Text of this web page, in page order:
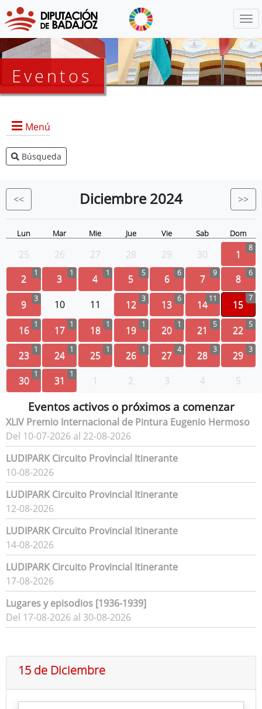
Eventos
Menú
Agenda Presidencia
Eventos
Búsqueda
<< Diciembre 2024 >>
Lun Mar Mie Jue Vie Sab Dom
25 26 27 28 29 30 1 8
2 1 3 1 4 1 5 5 6 6 7 9 8 6
9 3 10 11 12 3 13 6 1411 15
7
16 1 17 1 18 1 19 1 20 1 21 5 22 5
23 1 24 1 25 1 26 1 27 4 28 3 29 3
30 1 31 1 1 2 3 4 5
Eventos activos o próximos a comenzar
XLIV Premio Internacional de Pintura Eugenio Hermoso
Del 10-07-2026 al 22-08-2026
LUDIPARK Circuito Provincial Itinerante
10-08-2026
LUDIPARK Circuito Provincial Itinerante
12-08-2026
LUDIPARK Circuito Provincial Itinerante
14-08-2026
LUDIPARK Circuito Provincial Itinerante
17-08-2026
Lugares y episodios [1936-1939]
Del 17-08-2026 al 30-08-2026
15 de Diciembre